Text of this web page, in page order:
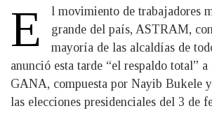
E
l movimiento de trabajadores
grande del país, ASTRAM,
mayoría de las alcaldías de
anunció esta tarde “el respaldo total”
GANA, compuesta por Nayib Bukele
las elecciones presidenciales del 3 de